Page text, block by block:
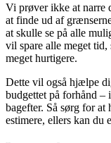
Vi prøver ikke at narre
at finde ud af
at skulle se på alle
vil spare alle meget
meget hurtigere.
Dette vil også hjælpe
budgettet på forhånd –
bagefter. Så sørg for at
estimere, ellers kan du